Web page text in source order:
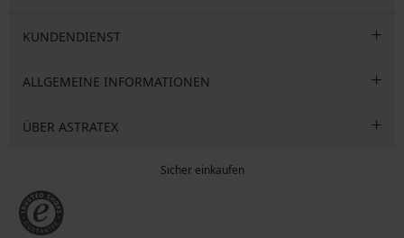
KUNDENDIENST
ALLGEMEINE INFORMATIONEN
ÜBER ASTRATEX
Sicher einkaufen